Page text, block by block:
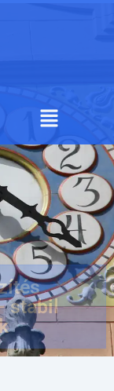
stabil